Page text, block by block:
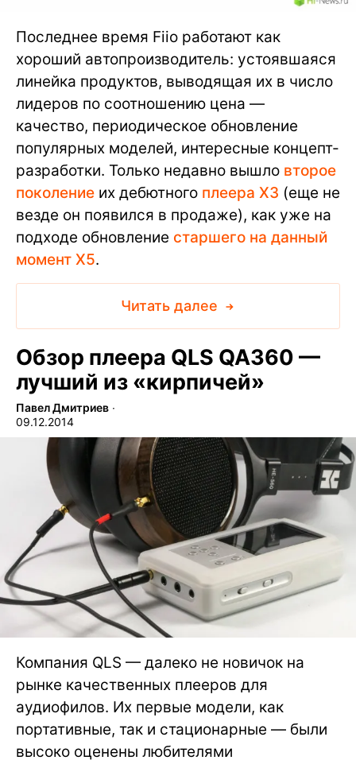
Последнее время Fiio работают как
хороший автопроизводитель: устоявшаяся
линейка продуктов, выводящая их в число
лидеров по соотношению цена —
качество, периодическое обновление
популярных моделей, интересные концепт-
разработки. Только недавно вышло второе
поколение их дебютного плеера X3 (еще не
везде он появился в продаже), как уже на
подходе обновление старшего на данный
момент X5.
Читать далее
Обзор плеера QLS QA360 —
лучший из «кирпичей»
Павел Дмитриев ∙
09.12.2014
Компания QLS — далеко не новичок на
рынке качественных плееров для
аудиофилов. Их первые модели, как
портативные, так и стационарные — были
высоко оценены любителями